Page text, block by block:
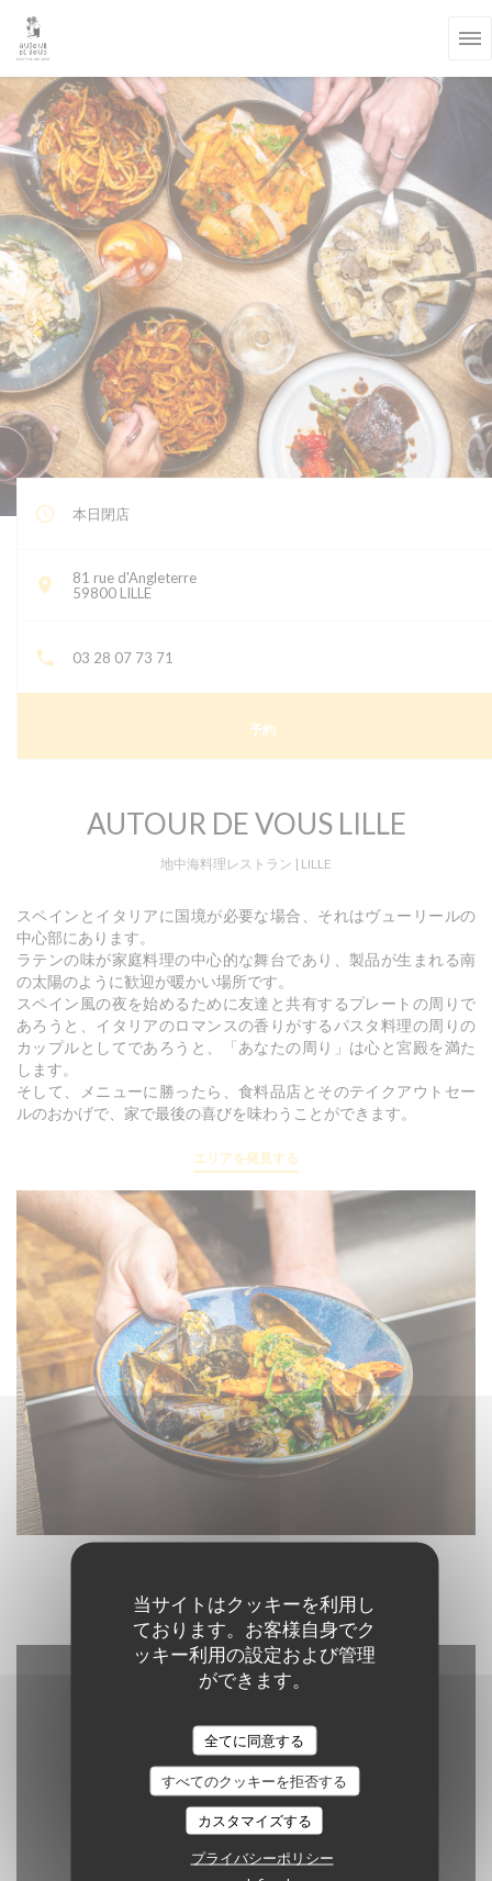
当サイトはクッキーを利用し
ております。お客様自身でク
ッキー利用の設定および管理
ができます。
全てに同意する
すべてのクッキーを拒否する
カスタマイズする
プライバシーポリシー
本日閉店
81 rue d'Angleterre
59800 LILLE((新しいウィンドウで開きます))
03 28 07 73 71
予約
AUTOUR DE VOUS LILLE
地中海料理レストラン | LILLE
スペインとイタリアに国境が必要な場合、それはヴューリールの
中心部にあります。
ラテンの味が家庭料理の中心的な舞台であり、製品が生まれる南
の太陽のように歓迎が暖かい場所です。
スペイン風の夜を始めるために友達と共有するプレートの周りで
あろうと、イタリアのロマンスの香りがするパスタ料理の周りの
カップルとしてであろうと、「あなたの周り」は心と宮殿を満た
します。
そして、メニューに勝ったら、食料品店とそのテイクアウトセー
ルのおかげで、家で最後の喜びを味わうことができます。
エリアを発見する
Waze Map が無効になっています。